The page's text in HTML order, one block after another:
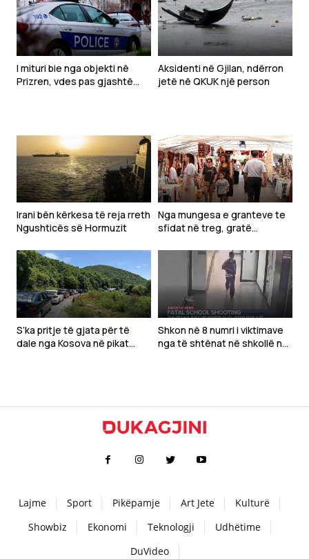
I mituri bie nga objekti në
Prizren, vdes pas gjashtë
Aksidenti në Gjilan, ndërron
jetë në QKUK një person
Irani bën kërkesa të reja rreth
Ngushticës së Hormuzit
Nga mungesa e granteve te
sfidat në treg, gratë
shumë mbështetje
S’ka pritje të gjata për të
dale nga Kosova në pikat
Shkon në 8 numri i viktimave
nga të shtënat në shkollë në
Lajme Sport Pikëpamje Art Jete
Kulturë
Showbiz
Ekonomi Teknologji
Udhëtime
DuVideo